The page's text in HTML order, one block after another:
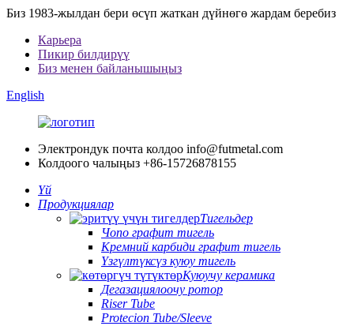
Биз 1983-жылдан бери өсүп жаткан дүйнөгө жардам беребиз
Карьера
Пикир билдирүү
Биз менен байланышыңыз
English
Электрондук почта колдоо info@futmetal.com
Колдоого чалыңыз +86-15726878155
Үй
Продукциялар
Тигельдер
Чопо графит тигель
Кремний карбиди графит тигель
Үзгүлтүксүз куюу тигель
Куюучу керамика
Дегазациялоочу ротор
Riser Tube
Protecion Tube/Sleeve